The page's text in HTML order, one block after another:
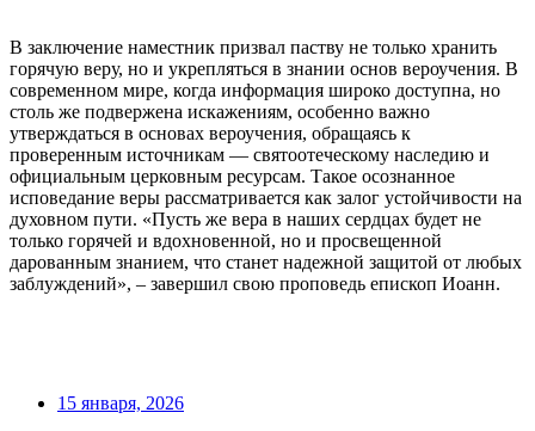
В заключение наместник призвал паству не только хранить
горячую веру, но и укрепляться в знании основ вероучения. В
современном мире, когда информация широко доступна, но
столь же подвержена искажениям, особенно важно
утверждаться в основах вероучения, обращаясь к
проверенным источникам — святоотеческому наследию и
официальным церковным ресурсам. Такое осознанное
исповедание веры рассматривается как залог устойчивости на
духовном пути. «Пусть же вера в наших сердцах будет не
только горячей и вдохновенной, но и просвещенной
дарованным знанием, что станет надежной защитой от любых
заблуждений», – завершил свою проповедь епископ Иоанн.
15 января, 2026